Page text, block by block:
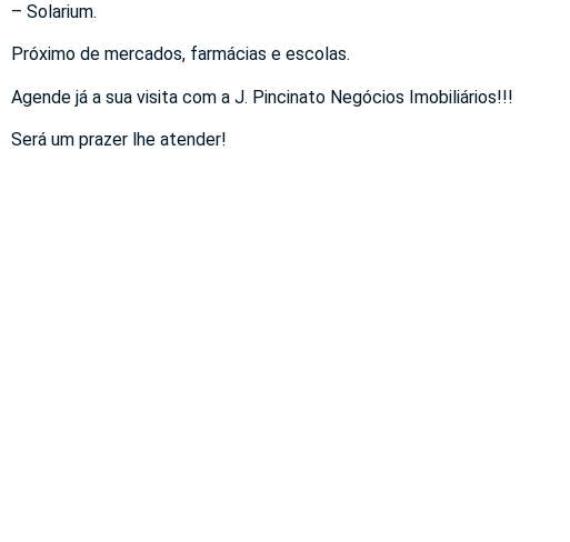
– Solarium.
Próximo de mercados, farmácias e escolas.
Agende já a sua visita com a J. Pincinato Negócios Imobiliários!!!
Será um prazer lhe atender!